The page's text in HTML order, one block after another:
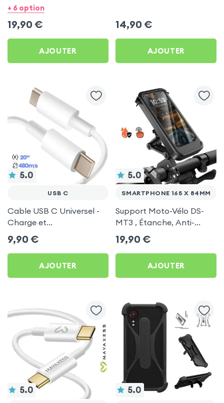
Nano 7H p. Smartphone
+ 6 option
19,90 €
AJOUTER
14,90 €
AJOUTER
5.0
USB C
Cable USB C Universel -
Charge et
Synchronisation - Blanc
1m
9,90 €
AJOUTER
5.0
SMARTPHONE 165 X 84MM
Support Moto-Vélo DS-
MT3 , Étanche, Anti-
Brouillard et Rotation
360° pour Téléphones
Portables
19,90 €
AJOUTER
5.0 5.0